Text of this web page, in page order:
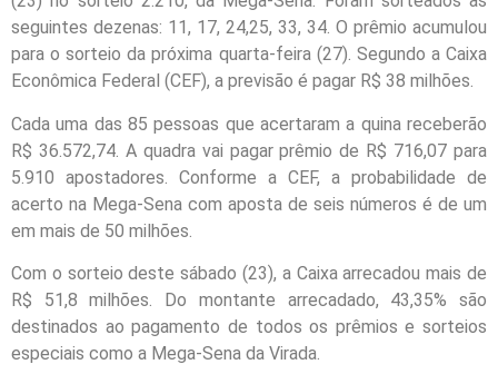
seguintes dezenas: 11, 17, 24,25, 33, 34. O prêmio acumulou
para o sorteio da próxima quarta-feira (27). Segundo a Caixa
Econômica Federal (CEF), a previsão é pagar R$ 38 milhões.
Cada uma das 85 pessoas que acertaram a quina receberão
R$ 36.572,74. A quadra vai pagar prêmio de R$ 716,07 para
5.910 apostadores. Conforme a CEF, a probabilidade de
acerto na Mega-Sena com aposta de seis números é de um
em mais de 50 milhões.
Com o sorteio deste sábado (23), a Caixa arrecadou mais de
R$ 51,8 milhões. Do montante arrecadado, 43,35% são
destinados ao pagamento de todos os prêmios e sorteios
especiais como a Mega-Sena da Virada.